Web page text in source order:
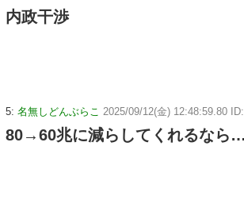
内政干渉
5: 名無しどんぶらこ 2025/09/12(金) 12:48:59.80
80→60兆に減らしてくれるなら…